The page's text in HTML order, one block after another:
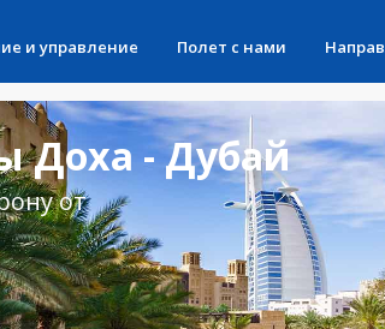
и управление Полет с нами
Доха - Дубай
от